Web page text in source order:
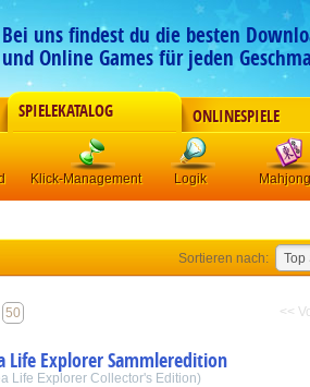
Bei uns findest du die besten
und Online Games für jeden
SPIELEKATALOG ONLINESPIELE
Klick-Management Logik Mahjong
Sortieren nach:
50 <<
Life Explorer Sammleredition
Life Explorer Collector's Edition)